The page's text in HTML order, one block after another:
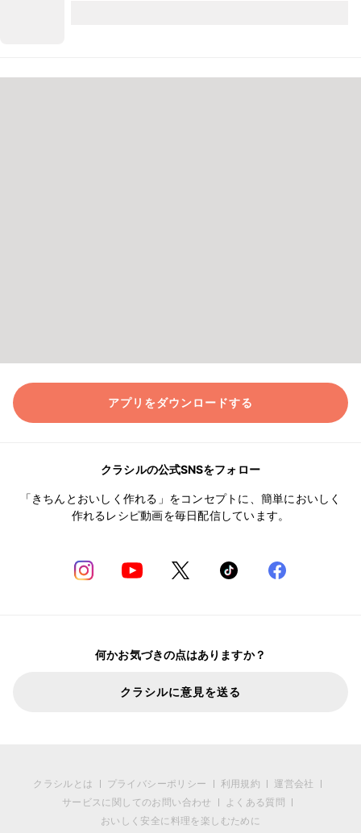
アプリをダウンロードする
クラシルの公式SNSをフォロー
「きちんとおいしく作れる」をコンセプトに、簡単においしく
作れるレシピ動画を毎日配信しています。
何かお気づきの点はありますか？
クラシルに意見を送る
クラシルとは プライバシーポリシー 利用規約
運営会社
サービスに関してのお問い合わせ
よくある質問
おいしく安全に料理を楽しむために